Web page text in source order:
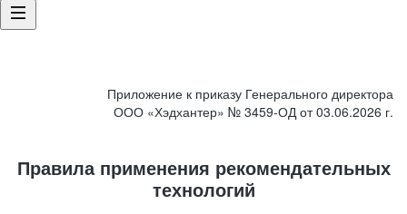
Приложение к приказу Генерального директора
ООО «Хэдхантер» № 3459-ОД от 03.06.2026 г.
Правила применения рекомендательных
технологий